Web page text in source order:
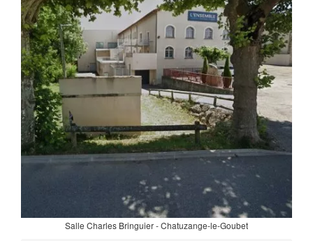
Salle Charles Bringuier - Chatuzange-le-Goubet